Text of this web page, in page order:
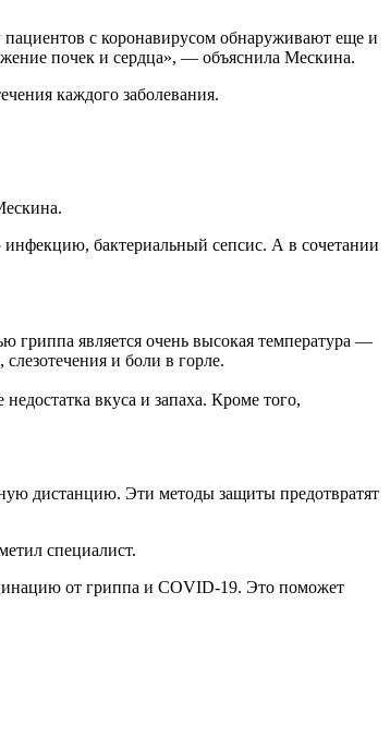
пациентов с коронавирусом обнаруживают еще и
почек и сердца», — объяснила Мескина.
каждого заболевания.
бактериальный сепсис. А в сочетании
гриппа является очень высокая температура —
и боли в горле.
вкуса и запаха. Кроме того,
дистанцию. Эти методы защиты предотвратят
специалист.
от гриппа и COVID-19. Это поможет